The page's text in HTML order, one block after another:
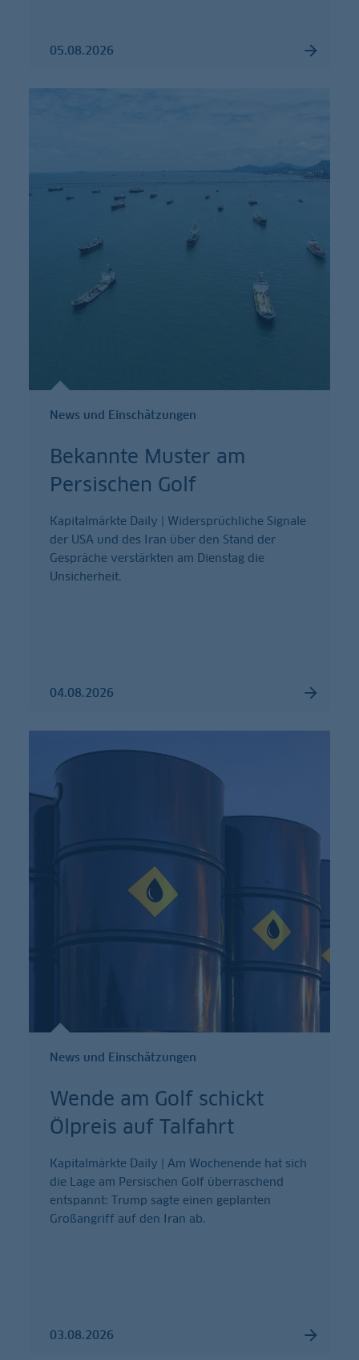
05.08.2026
News und Einschätzungen
Bekannte Muster am
Persischen Golf
Kapitalmärkte Daily | Widersprüchliche Signale
der USA und des Iran über den Stand der
Gespräche verstärkten am Dienstag die
Unsicherheit.
04.08.2026
News und Einschätzungen
Wende am Golf schickt
Ölpreis auf Talfahrt
Kapitalmärkte Daily | Am Wochenende hat sich
die Lage am Persischen Golf überraschend
entspannt: Trump sagte einen geplanten
Großangriff auf den Iran ab.
03.08.2026